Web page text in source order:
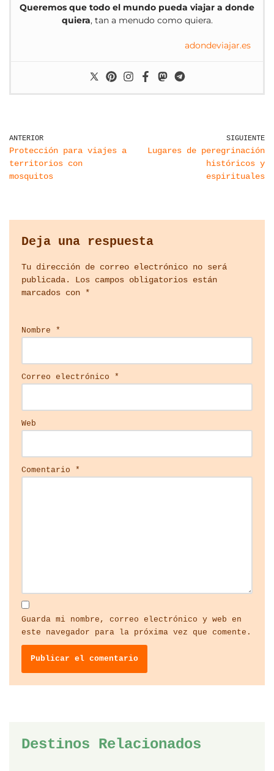
Queremos que todo el mundo pueda viajar a donde
quiera, tan a menudo como quiera.
adondeviajar.es
ANTERIOR
Protección para viajes a
territorios con
mosquitos
SIGUIENTE
Lugares de peregrinación
históricos y
espirituales
Deja una respuesta
Tu dirección de correo electrónico no será
publicada.
Los campos obligatorios están
marcados con *
Nombre *
Correo electrónico *
Web
Comentario *
Guarda mi nombre, correo electrónico y web en
este navegador para la próxima vez que comente.
Destinos Relacionados